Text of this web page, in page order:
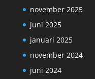
november 2025
juni 2025
januari 2025
november 2024
juni 2024